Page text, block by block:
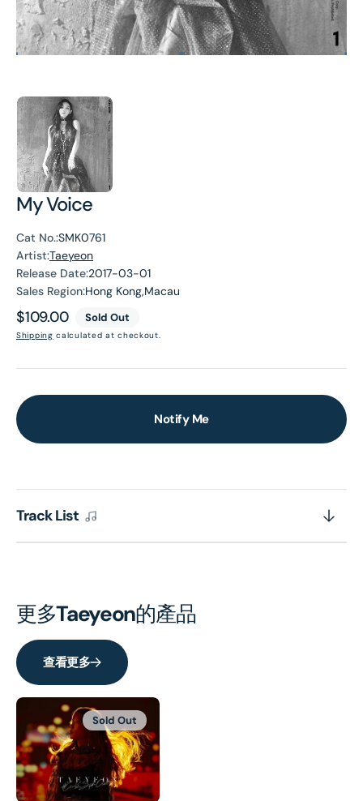
My Voice
Cat No.:SMK0761
Artist:Taeyeon
Release Date:2017-03-01
Sales Region:Hong Kong,Macau
Regular
price
$109.00 Sold Out
Shipping calculated at checkout.
Notify Me
Track List
更多Taeyeon的產品
查看更多
Sold Out